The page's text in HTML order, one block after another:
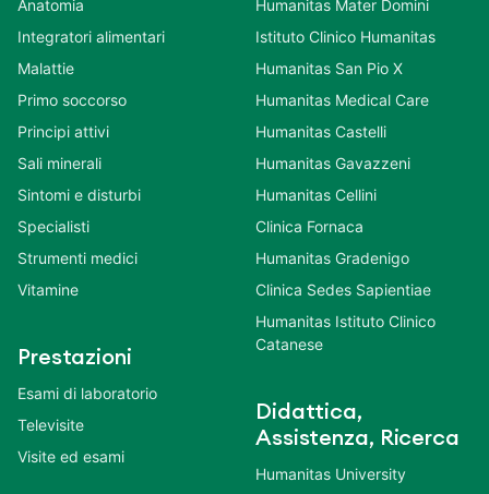
Anatomia
Integratori alimentari
Malattie
Primo soccorso
Principi attivi
Sali minerali
Sintomi e disturbi
Specialisti
Strumenti medici
Vitamine
Prestazioni
Esami di laboratorio
Televisite
Visite ed esami
Humanitas Mater Domini
Istituto Clinico Humanitas
Humanitas San Pio X
Humanitas Medical Care
Humanitas Castelli
Humanitas Gavazzeni
Humanitas Cellini
Clinica Fornaca
Humanitas Gradenigo
Clinica Sedes Sapientiae
Humanitas Istituto Clinico
Catanese
Didattica,
Assistenza, Ricerca
Humanitas University